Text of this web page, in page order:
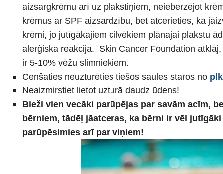
aizsargkrēmu arī uz plakstiņiem, neieberzējot
krēmus ar SPF aizsardzību, bet atcerieties, ka
krēmi, jo jutīgākajiem cilvēkiem plānajai plakstu
alerģiska reakcija. Skin Cancer Foundation
ir 5-10% vēžu slimniekiem.
Cenšaties neuzturēties tiešos saules staros no
Neaizmirstiet lietot uzturā daudz ūdens!
Bieži vien vecāki parūpējas par savām acīm,
bērniem, tādēļ jāatceras, ka bērni ir vēl
parūpēsimies arī par viņiem!